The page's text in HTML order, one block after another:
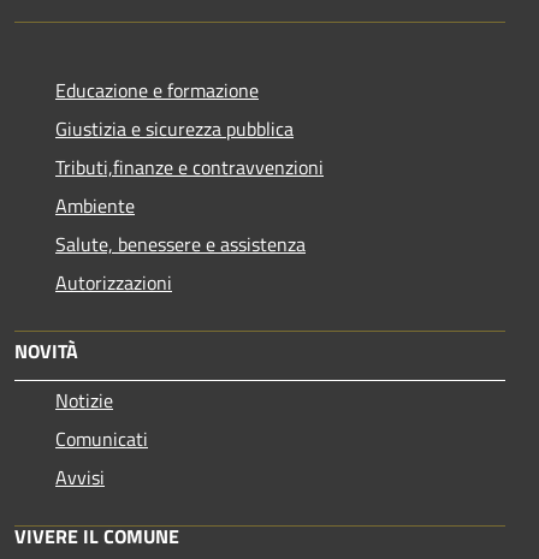
Educazione e formazione
Giustizia e sicurezza pubblica
Tributi,finanze e contravvenzioni
Ambiente
Salute, benessere e assistenza
Autorizzazioni
NOVITÀ
Notizie
Comunicati
Avvisi
VIVERE IL COMUNE